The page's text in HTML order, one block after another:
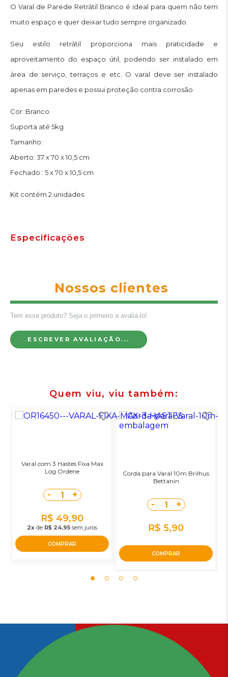
O Varal de Parede Retrátil Branco é ideal para quem não tem
muito espaço e quer deixar tudo sempre organizado.
Seu estilo retrátil proporciona mais praticidade e
aproveitamento do espaço útil, podendo ser instalado em
área de serviço, terraços e etc. O varal deve ser instalado
apenas em paredes e possui proteção contra corrosão.
Cor: Branco
Suporta até 5kg
Tamanho:
Aberto: 37 x 70 x 10,5 cm
Fechado : 5 x 70 x 10,5 cm
Kit contém 2 unidades.
Especificações
Nossos clientes
Tem esse produto? Seja o primeiro a avaliá-lo!
ESCREVER AVALIAÇÃO...
Quem viu, viu também
Varal com 3 Hastes Fixa Max
Log Ordene
- 1 +
R$ 49,90
2x de R$ 24,95 sem juros
COMPRAR
Corda para Varal 10m Brilhus
Bettanin
- 1 +
R$ 5,90
COMPRAR